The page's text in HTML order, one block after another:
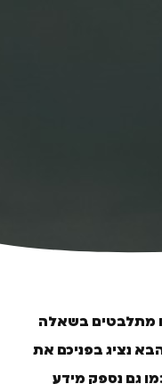
מתלבטים בשאלה
נציג בפניכם את
גם נספק מידע